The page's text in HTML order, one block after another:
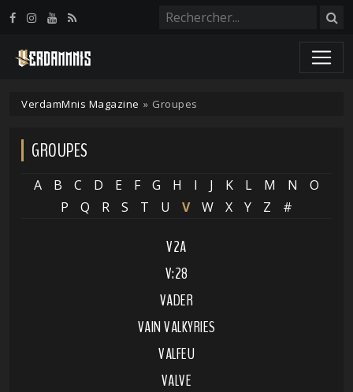
VerdamMnis Magazine » Groupes
GROUPES
A B C D E F G H I J K L M N
O
P
Q R S T U V W X Y Z #
V2A
V:28
VADER
VAIN VALKYRIES
VALFEU
VALVE
Panneau de gestion des cookies